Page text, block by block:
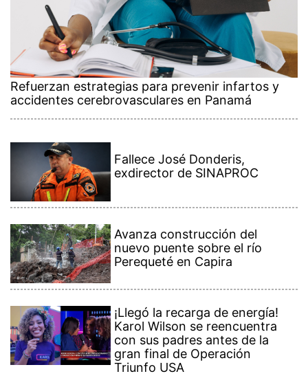
Refuerzan estrategias para prevenir infartos y
accidentes cerebrovasculares en Panamá
Fallece José Donderis,
exdirector de SINAPROC
Avanza construcción del
nuevo puente sobre el río
Perequeté en Capira
¡Llegó la recarga de energía!
Karol Wilson se reencuentra
con sus padres antes de la
gran final de Operación
Triunfo USA